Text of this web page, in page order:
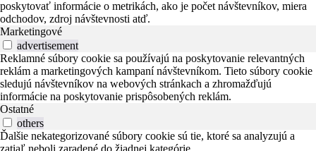
poskytovať informácie o metrikách, ako je počet návštevníkov, miera
odchodov, zdroj návštevnosti atď.
Marketingové
advertisement
Reklamné súbory cookie sa používajú na poskytovanie relevantných
reklám a marketingových kampaní návštevníkom. Tieto súbory cookie
sledujú návštevníkov na webových stránkach a zhromažďujú
informácie na poskytovanie prispôsobených reklám.
Ostatné
others
Ďalšie nekategorizované súbory cookie sú tie, ktoré sa analyzujú a
zatiaľ neboli zaradené do žiadnej kategórie.